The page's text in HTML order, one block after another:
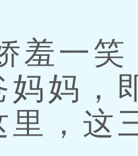
一笑
妈妈，
里，这